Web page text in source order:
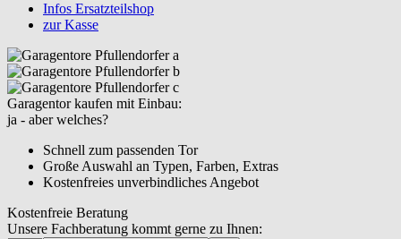
Infos Ersatzteilshop
zur Kasse
Garagentor kaufen mit Einbau:
ja - aber welches?
Schnell zum passenden Tor
Große Auswahl an Typen, Farben, Extras
Kostenfreies unverbindliches Angebot
Kostenfreie Beratung
Unsere Fachberatung kommt gerne zu Ihnen: